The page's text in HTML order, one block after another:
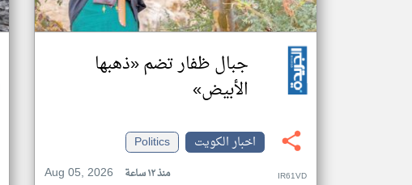
جبال ظفار تضم «ذهبها
الأبيض»
اخبار الكويت
Politics
Aug 05, 2026
منذ ١٢ ساعة IR61VD